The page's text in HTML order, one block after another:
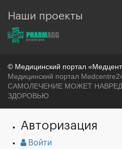
Наши проекты
© Медицинский портал
Медицинский портал
САМОЛЕЧЕНИЕ МОЖЕТ
ЗДОРОВЬЮ
Авторизация
Войти